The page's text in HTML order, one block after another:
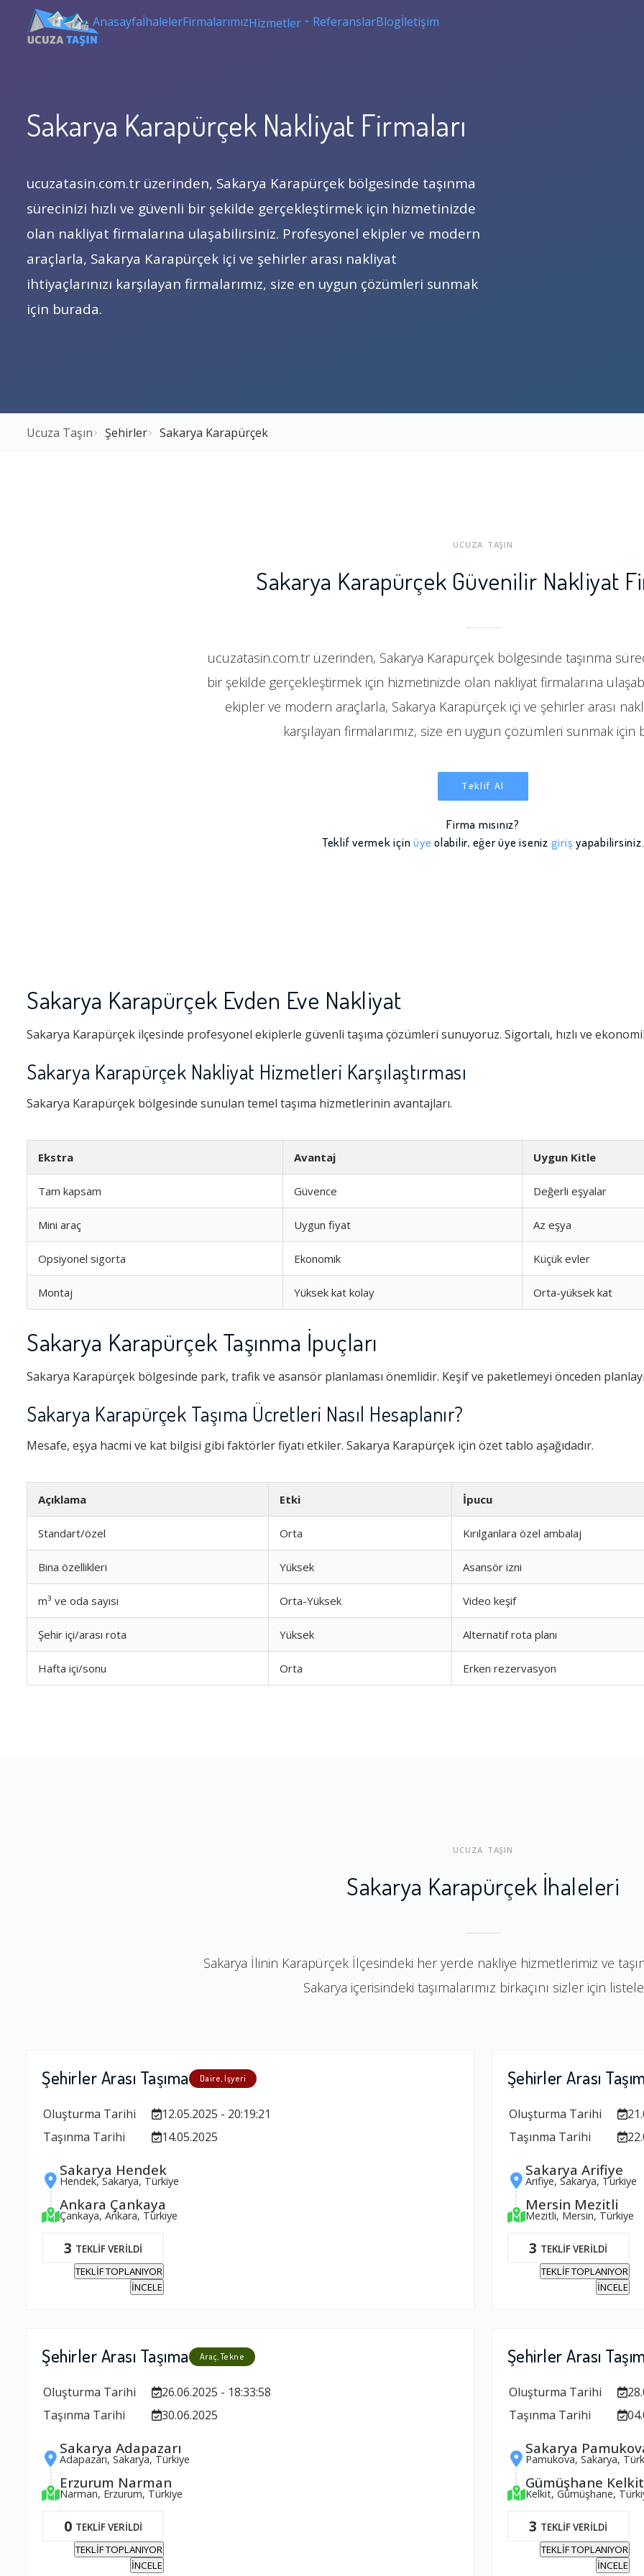
AnasayfaİhalelerFirmalarımızHizmetler ReferanslarBlogİletişim
Sakarya Karapürçek Nakliyat Firmaları
ucuzatasin.com.tr üzerinden, Sakarya Karapürçek bölgesinde taşınma
sürecinizi hızlı ve güvenli bir şekilde gerçekleştirmek için hizmetinizde
olan nakliyat firmalarına ulaşabilirsiniz. Profesyonel ekipler ve modern
araçlarla, Sakarya Karapürçek içi ve şehirler arası nakliyat
ihtiyaçlarınızı karşılayan firmalarımız, size en uygun çözümleri sunmak
için burada.
Ucuza Taşın Şehirler Sakarya Karapürçek
UCUZA TAŞIN
Sakarya Karapürçek Güvenilir Nakliyat
ucuzatasin.com.tr üzerinden, Sakarya Karapürçek bölgesinde taşınma
bir şekilde gerçekleştirmek için hizmetinizde olan nakliyat firmalarına
ekipler ve modern araçlarla, Sakarya Karapürçek içi ve şehirler arası
karşılayan firmalarımız, size en uygun çözümleri sunmak için
Teklif Al
Firma mısınız?
Teklif vermek içinüye olabilir, eğer üye iseniz giriş yapabilirsiniz.
Sakarya Karapürçek Evden Eve Nakliyat
Sakarya Karapürçek ilçesinde profesyonel ekiplerle güvenli taşıma çözümleri sunuyoruz. Sigortalı, hızlı ve
Sakarya Karapürçek Nakliyat Hizmetleri Karşılaştırması
Sakarya Karapürçek bölgesinde sunulan temel taşıma hizmetlerinin avantajları.
Ekstra Avantaj Uygun Kitle
Tam kapsam Güvence Değerli eşyalar
Mini araç Uygun fiyat Az eşya
Opsiyonel sigorta Ekonomik Küçük evler
Montaj Yüksek kat kolay Orta-yüksek kat
Sakarya Karapürçek Taşınma İpuçları
Sakarya Karapürçek bölgesinde park, trafik ve asansör planlaması önemlidir. Keşif ve paketlemeyi önceden
Sakarya Karapürçek Taşıma Ücretleri Nasıl Hesaplanır?
Mesafe, eşya hacmi ve kat bilgisi gibi faktörler fiyatı etkiler. Sakarya Karapürçek için özet tablo aşağıdadır.
Açıklama Etki İpucu
Standart/özel Orta Kırılganlara özel ambalaj
Bina özellikleri Yüksek Asansör izni
m³ ve oda sayısı Orta-Yüksek Video keşif
Şehir içi/arası rota Yüksek Alternatif rota planı
Hafta içi/sonu Orta Erken rezervasyon
UCUZA TAŞIN
Sakarya Karapürçek İhaleleri
Sakarya İlinin Karapürçek İlçesindeki her yerde nakliye hizmetlerimiz ve
Sakarya içerisindeki taşımalarımız birkaçını sizler için
Şehirler Arası Taşıma Daire, İşyeri
Oluşturma Tarihi
12.05.2025 - 20:19:21
Taşınma Tarihi
14.05.2025
Sakarya Hendek
Hendek, Sakarya, Türkiye
Ankara Çankaya
Çankaya, Ankara, Türkiye
3 TEKLİF VERİLDİ
TEKLİF TOPLANIYOR
İNCELE
Şehirler Arası
Oluşturma Tarihi
Taşınma Tarihi
Sakarya Arifiye
Arifiye, Sakarya, Türkiye
Mersin Mezitli
Mezitli, Mersin, Türkiye
3 TEKLİF VERİLDİ
TEKLİF TOPLANIYOR
İNCELE
Şehirler Arası Taşıma Araç, Tekne
Oluşturma Tarihi
26.06.2025 - 18:33:58
Taşınma Tarihi
30.06.2025
Sakarya Adapazarı
Adapazarı, Sakarya, Türkiye
Erzurum Narman
Narman, Erzurum, Türkiye
0 TEKLİF VERİLDİ
TEKLİF TOPLANIYOR
İNCELE
Şehirler Arası
Oluşturma Tarihi
Taşınma Tarihi
Sakarya
Pamukova, Sakarya,
Gümüşhane Kelkit
Kelkit, Gümüşhane,
3 TEKLİF VERİLDİ
TEKLİF TOPLANIYOR
İNCELE